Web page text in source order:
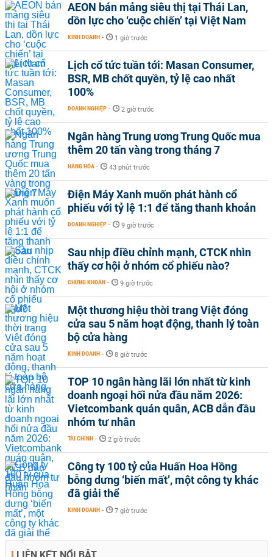
AEON bán mảng siêu thị tại Thái Lan,
dồn lực cho ‘cuộc chiến’ tại Việt Nam
KINH DOANH - 1 giờ trước
Lịch cổ tức tuần tới: Masan Consumer,
BSR, MB chốt quyền, tỷ lệ cao nhất
100%
DOANH NGHIỆP - 2 giờ trước
Ngân hàng Trung ương Trung Quốc mua
thêm 20 tấn vàng trong tháng 7
HÀNG HÓA - 43 phút trước
Điện Máy Xanh muốn phát hành cổ
phiếu với tỷ lệ 1:1 để tăng thanh khoản
DOANH NGHIỆP - 9 giờ trước
Sau nhịp điều chỉnh mạnh, CTCK nhìn
thấy cơ hội ở nhóm cổ phiếu nào?
CHỨNG KHOÁN - 9 giờ trước
Một thương hiệu thời trang Việt đóng
cửa sau 5 năm hoạt động, thanh lý toàn
bộ cửa hàng
KINH DOANH - 8 giờ trước
TOP 10 ngân hàng lãi lớn nhất từ kinh
doanh ngoại hối nửa đầu năm 2026:
Vietcombank quán quân, ACB dẫn đầu
nhóm tư nhân
TÀI CHÍNH - 2 giờ trước
Công ty 100 tỷ của Huấn Hoa Hồng
bỗng dưng ‘biến mất’, một công ty khác
đã giải thể
KINH DOANH - 7 giờ trước